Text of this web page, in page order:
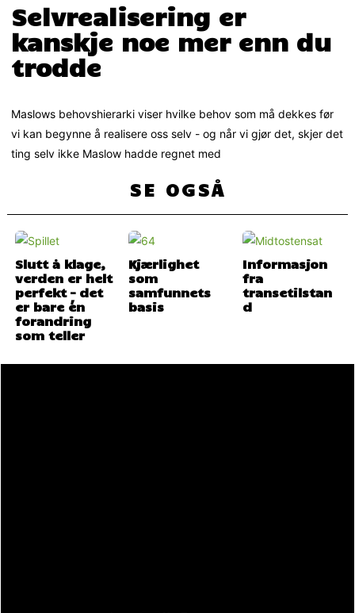
Selvrealisering er
kanskje noe mer enn du
trodde
Maslows behovshierarki viser hvilke behov som må dekkes før
vi kan begynne å realisere oss selv - og når vi gjør det, skjer det
ting selv ikke Maslow hadde regnet med
SE OGSÅ
Slutt å klage,
verden er helt
perfekt – det
er bare én
forandring
som teller
Kjærlighet
som
samfunnets
basis
Informasjon
fra
transetilstan
d